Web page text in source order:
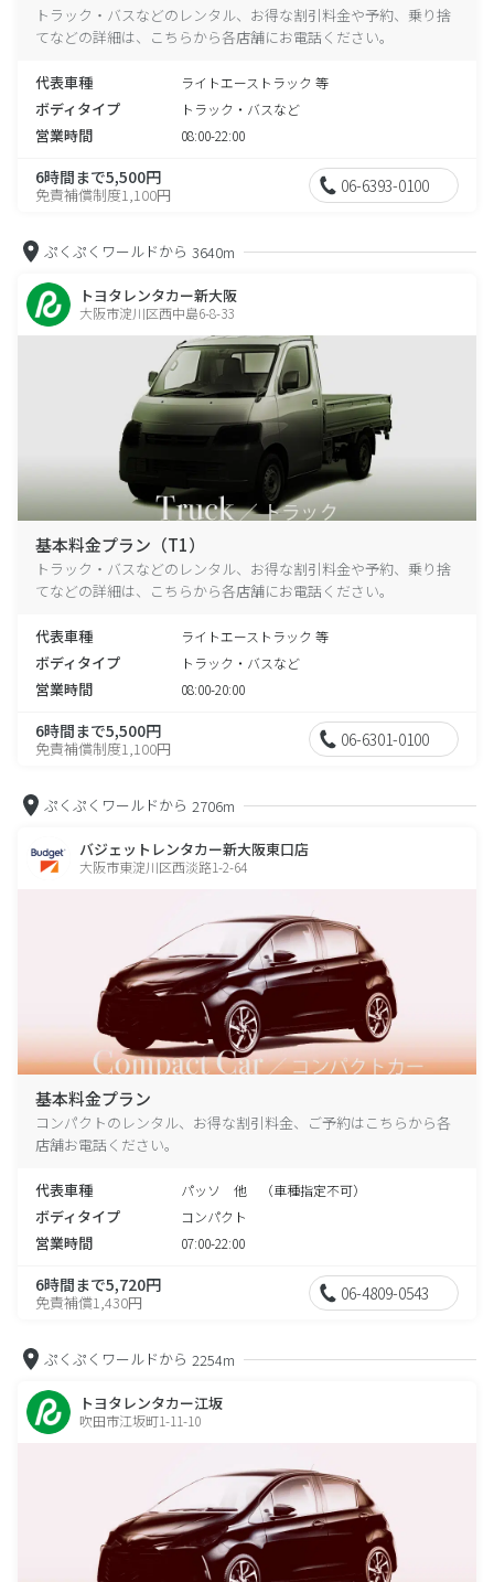
トラック・バスなどのレンタル、お得な割引料金や予約、乗り捨
てなどの詳細は、こちらから各店舗にお電話ください。
代表車種 ライトエーストラック 等
ボディタイプ トラック・バスなど
営業時間 08:00-22:00
6時間まで5,500円
免責補償制度1,100円 06-6393-0100
ぷくぷくワールドから 3640m
トヨタレンタカー新大阪
大阪市淀川区西中島6-8-33
基本料金プラン（T1）
トラック・バスなどのレンタル、お得な割引料金や予約、乗り捨
てなどの詳細は、こちらから各店舗にお電話ください。
代表車種 ライトエーストラック 等
ボディタイプ トラック・バスなど
営業時間 08:00-20:00
6時間まで5,500円
免責補償制度1,100円 06-6301-0100
ぷくぷくワールドから 2706m
バジェットレンタカー新大阪東口店
大阪市東淀川区西淡路1-2-64
基本料金プラン
コンパクトのレンタル、お得な割引料金、ご予約はこちらから各
店舗お電話ください。
代表車種 パッソ 他 （車種指定不可）
ボディタイプ コンパクト
営業時間 07:00-22:00
6時間まで5,720円
免責補償1,430円 06-4809-0543
ぷくぷくワールドから 2254m
トヨタレンタカー江坂
吹田市江坂町1-11-10